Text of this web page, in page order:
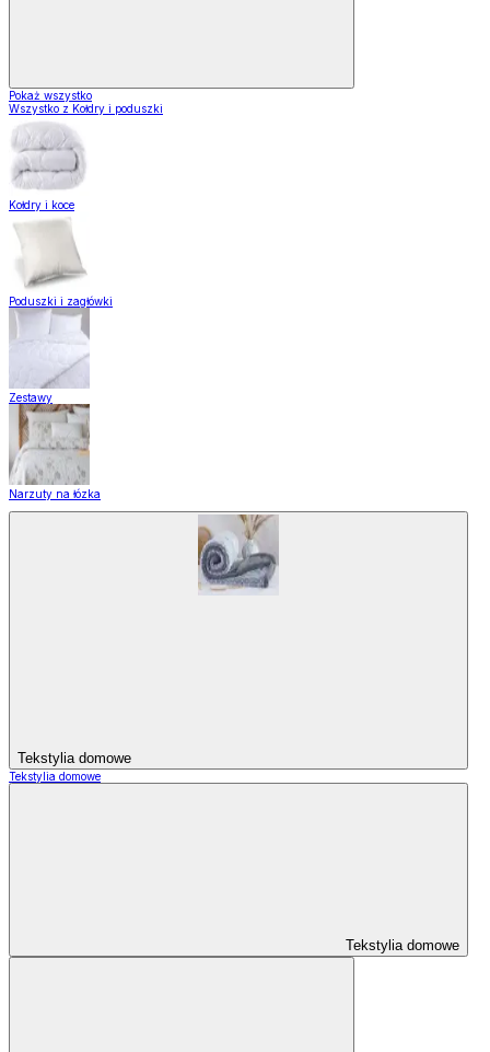
Pokaż wszystko
Wszystko z Kołdry i poduszki
Kołdry i koce
Poduszki i zagłówki
Zestawy
Narzuty na łózka
Tekstylia domowe
Tekstylia domowe
Tekstylia domowe